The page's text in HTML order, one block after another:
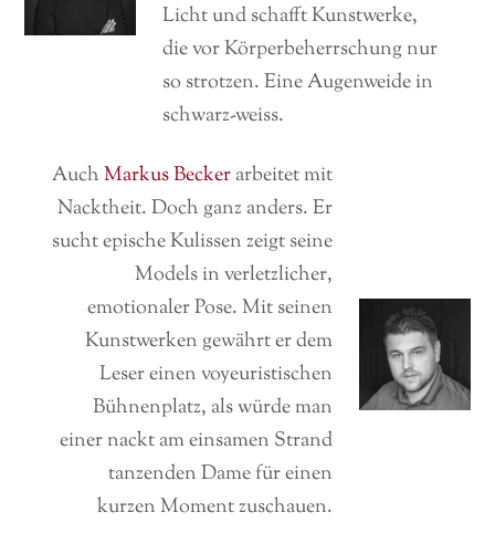
Licht und schafft Kunstwerke,
die vor Körperbeherrschung nur
so strotzen. Eine Augenweide in
schwarz-weiss.
AuchMarkus Beckerarbeitet mit
Nacktheit. Doch ganz anders. Er
sucht epische Kulissen zeigt seine
Models in verletzlicher,
emotionaler Pose. Mit seinen
Kunstwerken gewährt er dem
Leser einen voyeuristischen
Bühnenplatz, als würde man
einer nackt am einsamen Strand
tanzenden Dame für einen
kurzen Moment zuschauen.